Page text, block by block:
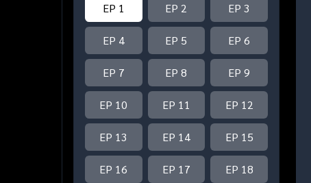
EP 1 EP 2 EP 3
EP 4 EP 5 EP 6
EP 7 EP 8 EP 9
EP 10 EP 11 EP 12
EP 13 EP 14 EP 15
EP 16 EP 17 EP 18